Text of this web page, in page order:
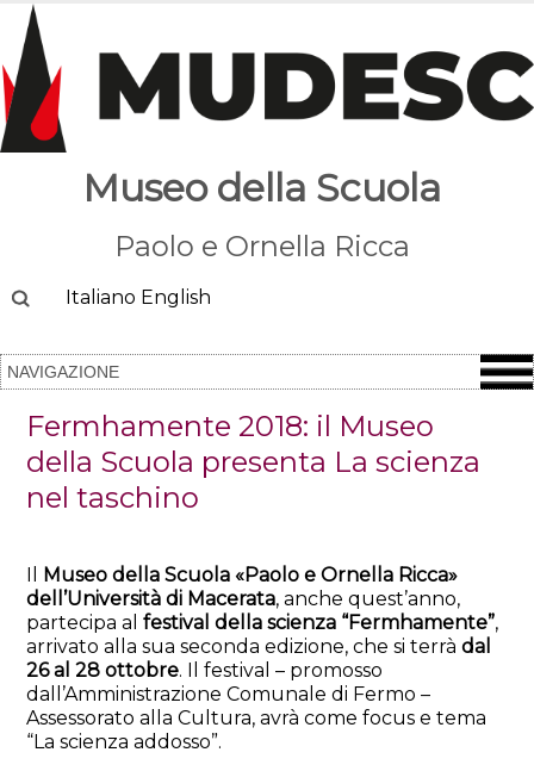
Museo della Scuola
Paolo e Ornella Ricca
CercaItaliano English
Fermhamente 2018: il Museo
della Scuola presenta La scienza
nel taschino
Museo della Scuola «Paolo e Ornella Ricca»
dell’Università di Macerata, anche quest’anno,
partecipa alfestival della scienza “Fermhamente”,
arrivato alla sua seconda edizione, che si terrà dal
26 al 28 ottobre. Il festival – promosso
dall’Amministrazione Comunale di Fermo –
Assessorato alla Cultura, avrà come focus e tema
“La scienza addosso”.